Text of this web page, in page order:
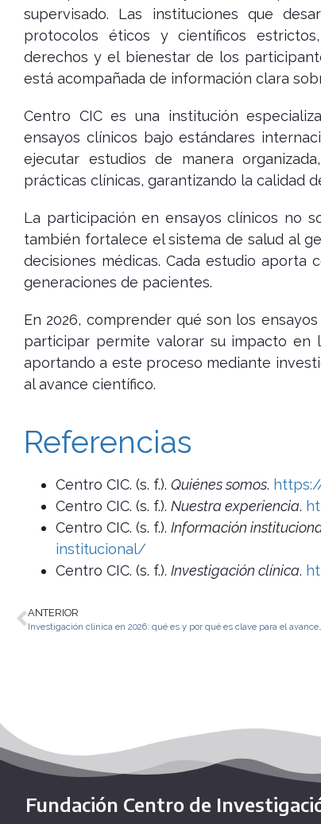
supervisado. Las instituciones que
protocolos éticos y científicos
derechos y el bienestar de los
está acompañada de información clara
Centro CIC es una institución
ensayos clínicos bajo estándares
ejecutar estudios de manera
prácticas clínicas, garantizando la calidad
La participación en ensayos clínicos no
también fortalece el sistema de salud al
decisiones médicas. Cada estudio aporta
generaciones de pacientes.
En 2026, comprender qué son los
participar permite valorar su impacto en
aportando a este proceso mediante
al avance científico.
Referencias
Centro CIC. (s. f.). Quiénes somos.
Centro CIC. (s. f.). Nuestra experiencia.
Centro CIC. (s. f.). Información
institucional/
Centro CIC. (s. f.). Investigación clínica.
ANTERIOR
Investigación clínica en 2026: qué es y por qué es clave para el avance de la salud
Fundación Centro de